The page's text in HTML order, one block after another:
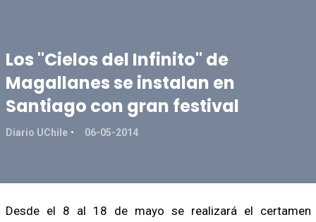
Los "Cielos del Infinito" de
Magallanes se instalan en
Santiago con gran festival
Diario UChile 06-05-2014
Desde el 8 al 18 de mayo se realizará el certamen